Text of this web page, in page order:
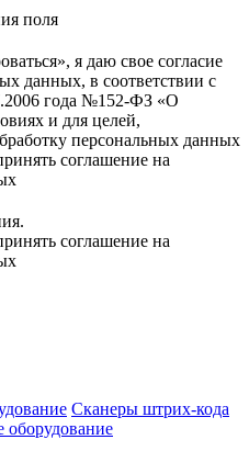
поля
я даю свое согласие
данных, в соответствии с
года №152-ФЗ «О
и для целей,
персональных данных
соглашение на
соглашение на
Сканеры штрих-кода
оборудование